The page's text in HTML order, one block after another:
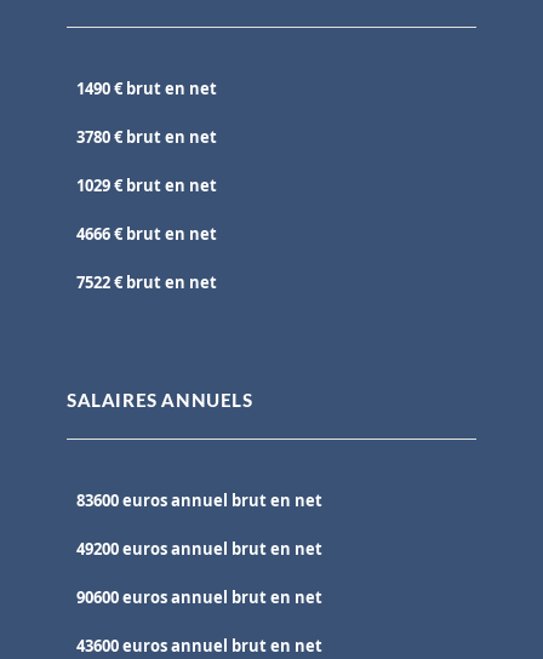
1490 € brut en net
3780 € brut en net
1029 € brut en net
4666 € brut en net
7522 € brut en net
SALAIRES ANNUELS
83600 euros annuel brut en net
49200 euros annuel brut en net
90600 euros annuel brut en net
43600 euros annuel brut en net